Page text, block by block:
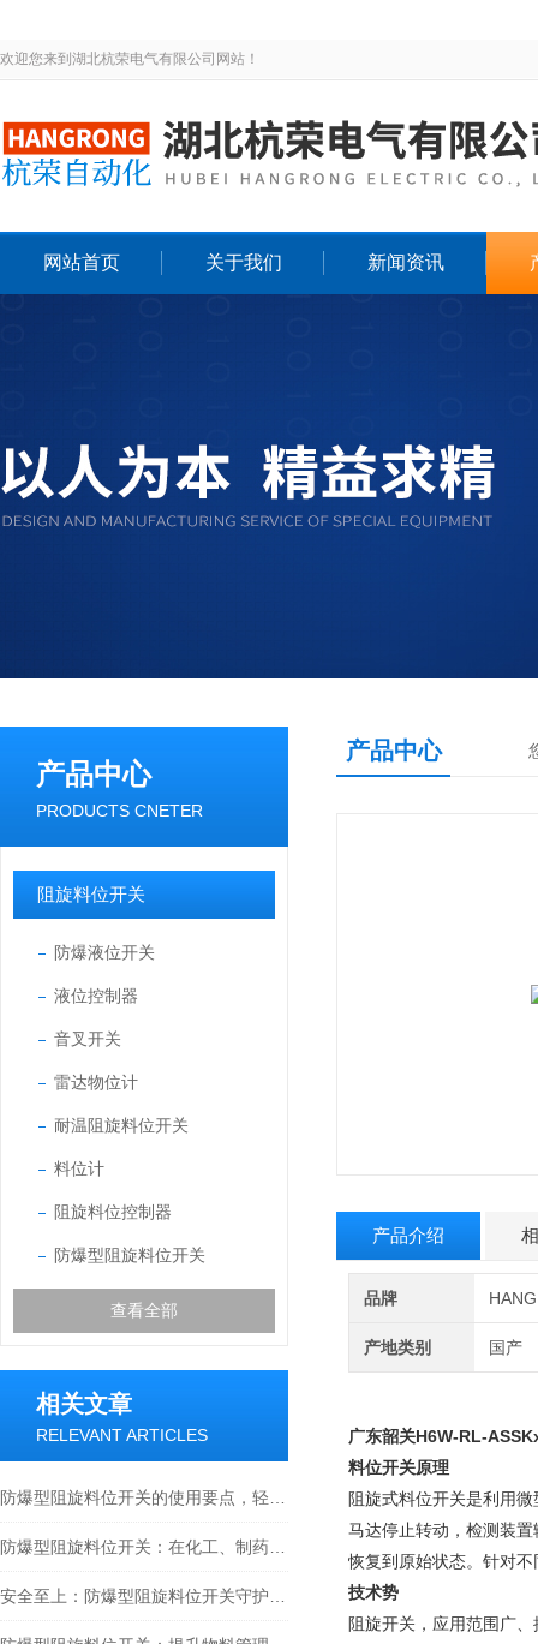
欢迎您来到湖北杭荣电气有限公司网站！
网站首页 关于我们 新闻资讯
产品中心
PRODUCTS CNETER
阻旋料位开关
防爆液位开关
液位控制器
音叉开关
雷达物位计
耐温阻旋料位开关
料位计
阻旋料位控制器
防爆型阻旋料位开关
查看全部
相关文章
RELEVANT ARTICLES
产品中心
产品介绍
品牌
产地类别 国产
广东韶关H6W-RL-
料位开关原理
阻旋式料位开关是利用
马达停止转动，检测装
恢复到原始状态。针对
技术势
阻旋开关，应用范围广